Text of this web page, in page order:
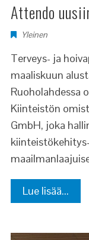
Attendo
Yleinen
Terveys- ja
maaliskuun
Ruoholahdessa
Kiinteistön
GmbH, joka
Lue lisää...